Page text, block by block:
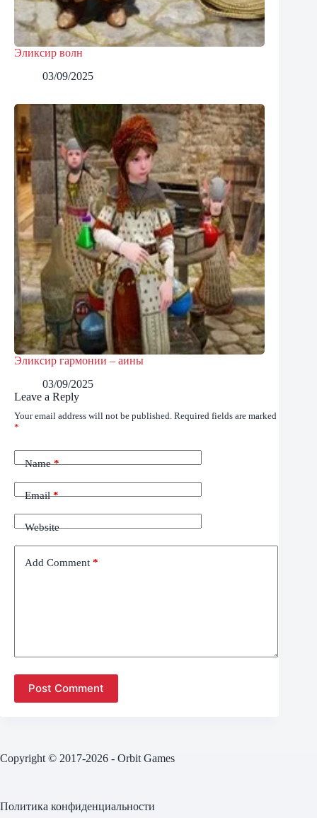
Эликсир волн
03/09/2025
Эликсир гармонии – аины
03/09/2025
Leave a Reply
Your email address will not be published. Required fields are marked
*
Name*
Email*
Website
Add Comment *
Post Comment
Copyright © 2017-2026 - Orbit Games
Политика конфиденциальности